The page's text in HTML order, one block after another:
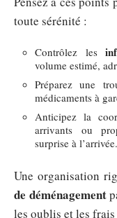
toute sérénité :
Contrôlez les
volume estimé,
Préparez une
médicaments à
Anticipez la
arrivants ou
surprise à l’arrivée.
Une organisation
de déménagement
les oublis et les